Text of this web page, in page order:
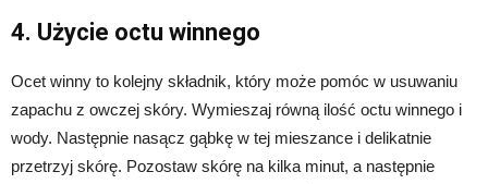
4. Użycie octu winnego
Ocet winny to kolejny składnik, który może pomóc w usuwaniu
zapachu z owczej skóry. Wymieszaj równą ilość octu winnego i
wody. Następnie nasącz gąbkę w tej mieszance i delikatnie
przetrzyj skórę. Pozostaw skórę na kilka minut, a następnie